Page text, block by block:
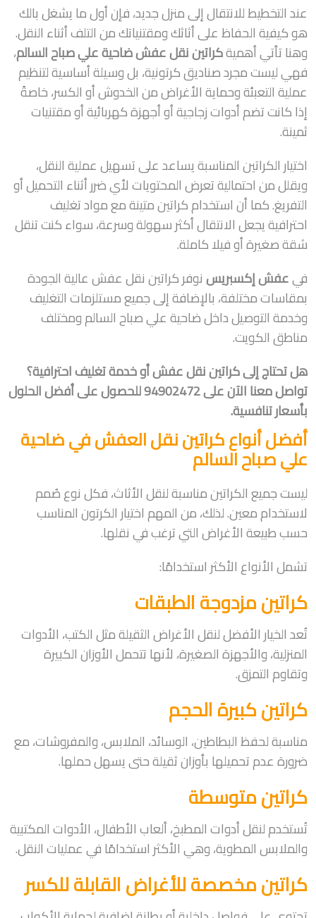
عند التخطيط للانتقال إلى منزل جديد، فإن أول ما يشغل بالك
هو كيفية الحفاظ على أثاثك ومقتنياتك من التلف أثناء النقل.
وهنا تأتي أهميةكراتين نقل عفش ضاحية علي صباح السالم،
فهي ليست مجرد صناديق كرتونية، بل وسيلة أساسية لتنظيم
عملية التعبئة وحماية الأغراض من الخدوش أو الكسر، خاصةً
إذا كانت تضم أدوات زجاجية أو أجهزة كهربائية أو مقتنيات
ثمينة.
اختيار الكراتين المناسبة يساعد على تسهيل عملية النقل،
ويقلل من احتمالية تعرض المحتويات لأي ضرر أثناء التحميل أو
التفريغ. كما أن استخدام كراتين متينة مع مواد تغليف
احترافية يجعل الانتقال أكثر سهولة وسرعة، سواء كنت تنقل
شقة صغيرة أو فيلا كاملة.
فيعفش إكسبريسنوفر كراتين نقل عفش عالية الجودة
بمقاسات مختلفة، بالإضافة إلى جميع مستلزمات التغليف
وخدمة التوصيل داخل ضاحية علي صباح السالم ومختلف
مناطق الكويت.
هل تحتاج إلى كراتين نقل عفش أو خدمة تغليف احترافية؟
تواصل معنا الآن على 94902472 للحصول على أفضل الحلول
بأسعار تنافسية.
أفضل أنواع كراتين نقل العفش في ضاحية
علي صباح السالم
ليست جميع الكراتين مناسبة لنقل الأثاث، فكل نوع صُمم
لاستخدام معين. لذلك، من المهم اختيار الكرتون المناسب
حسب طبيعة الأغراض التي ترغب في نقلها.
تشمل الأنواع الأكثر استخدامًا:
كراتين مزدوجة الطبقات
تُعد الخيار الأفضل لنقل الأغراض الثقيلة مثل الكتب، الأدوات
المنزلية، والأجهزة الصغيرة، لأنها تتحمل الأوزان الكبيرة
وتقاوم التمزق.
كراتين كبيرة الحجم
مناسبة لحفظ البطاطين، الوسائد، الملابس، والمفروشات، مع
ضرورة عدم تحميلها بأوزان ثقيلة حتى يسهل حملها.
كراتين متوسطة
تُستخدم لنقل أدوات المطبخ، ألعاب الأطفال، الأدوات المكتبية
والملابس المطوية، وهي الأكثر استخدامًا في عمليات النقل.
كراتين مخصصة للأغراض القابلة للكسر